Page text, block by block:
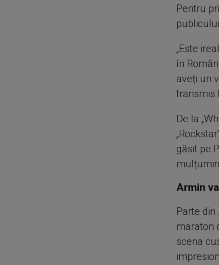
Pentru
„Este
în
aveți un
transmis
De la
găsit pe
Armin
Parte
maraton
scena